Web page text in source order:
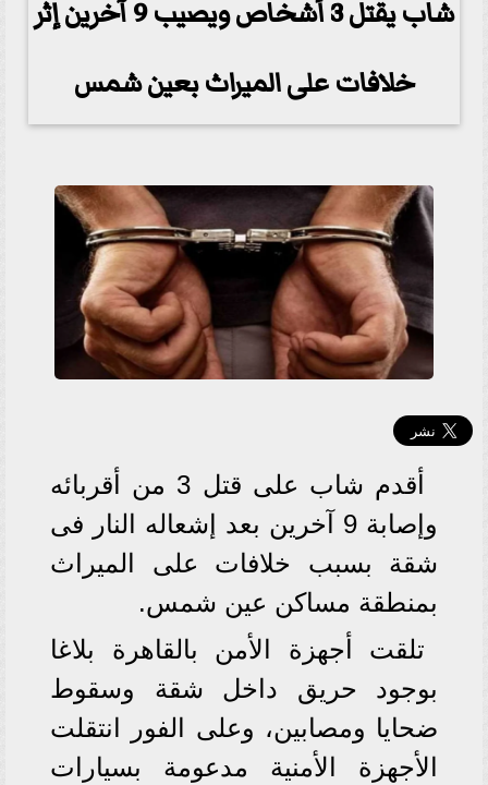
شاب يقتل 3 أشخاص ويصيب 9 آخرين إثر
خلافات على الميراث بعين شمس
أقدم شاب على قتل 3 من أقربائه
وإصابة 9 آخرين بعد إشعاله النار فى
شقة بسبب خلافات على الميراث
بمنطقة مساكن عين شمس.
تلقت أجهزة الأمن بالقاهرة بلاغا
بوجود حريق داخل شقة وسقوط
ضحايا ومصابين، وعلى الفور انتقلت
الأجهزة الأمنية مدعومة بسيارات